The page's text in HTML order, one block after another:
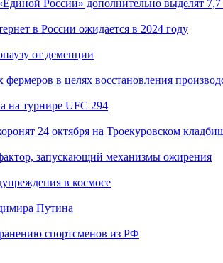
России» дополнительно выделят 7,7
в России ожидается в 2024 году
от деменции
в целях восстановления
на турнире UFC 294
24 октября на Троекуровском
запускающий механизмы ожирения
в космосе
Путина
спортсменов из РФ